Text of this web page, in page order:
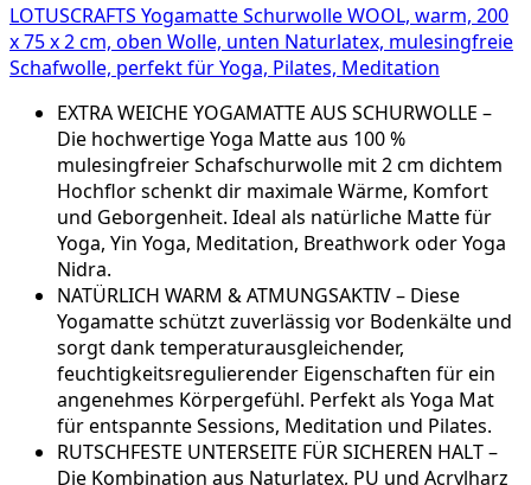
LOTUSCRAFTS Yogamatte Schurwolle WOOL, warm, 200
x 75 x 2 cm, oben Wolle, unten Naturlatex, mulesingfreie
Schafwolle, perfekt für Yoga, Pilates, Meditation
EXTRA WEICHE YOGAMATTE AUS SCHURWOLLE –
Die hochwertige Yoga Matte aus 100 %
mulesingfreier Schafschurwolle mit 2 cm dichtem
Hochflor schenkt dir maximale Wärme, Komfort
und Geborgenheit. Ideal als natürliche Matte für
Yoga, Yin Yoga, Meditation, Breathwork oder Yoga
Nidra.
NATÜRLICH WARM & ATMUNGSAKTIV – Diese
Yogamatte schützt zuverlässig vor Bodenkälte und
sorgt dank temperaturausgleichender,
feuchtigkeitsregulierender Eigenschaften für ein
angenehmes Körpergefühl. Perfekt als Yoga Mat
für entspannte Sessions, Meditation und Pilates.
RUTSCHFESTE UNTERSEITE FÜR SICHEREN HALT –
Die Kombination aus Naturlatex, PU und Acrylharz